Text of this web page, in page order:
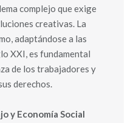
complejo que exige
creativas. La
adaptándose a las
XXI, es fundamental
de los trabajadores y
derechos.
y Economía Social